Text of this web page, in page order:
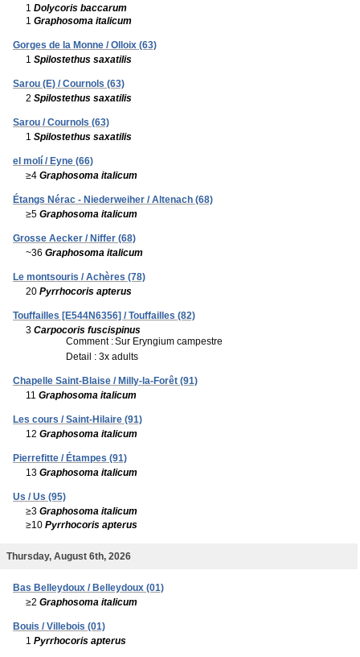
1 Dolycoris baccarum
1 Graphosoma italicum
Gorges de la Monne / Olloix (63)
1 Spilostethus saxatilis
Sarou (E) / Cournols (63)
2 Spilostethus saxatilis
Sarou / Cournols (63)
1 Spilostethus saxatilis
el molí / Eyne (66)
≥4 Graphosoma italicum
Étangs Nérac - Niederweiher / Altenach (68)
≥5 Graphosoma italicum
Grosse Aecker / Niffer (68)
~36 Graphosoma italicum
Le montsouris / Achères (78)
20 Pyrrhocoris apterus
Touffailles [E544N6356] / Touffailles (82)
3 Carpocoris fuscispinus
Comment :Sur Eryngium campestre
Detail : 3x adults
Chapelle Saint-Blaise / Milly-la-Forêt (91)
11 Graphosoma italicum
Les cours / Saint-Hilaire (91)
12 Graphosoma italicum
Pierrefitte / Étampes (91)
13 Graphosoma italicum
Us / Us (95)
≥3 Graphosoma italicum
≥10 Pyrrhocoris apterus
Thursday, August 6th, 2026
Bas Belleydoux / Belleydoux (01)
≥2 Graphosoma italicum
Bouis / Villebois (01)
1 Pyrrhocoris apterus